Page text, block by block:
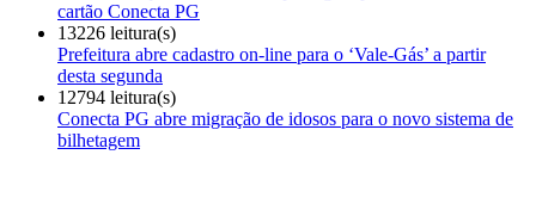
cartão Conecta PG
13226 leitura(s)
Prefeitura abre cadastro on-line para o ‘Vale-Gás’ a partir
desta segunda
12794 leitura(s)
Conecta PG abre migração de idosos para o novo sistema de
bilhetagem